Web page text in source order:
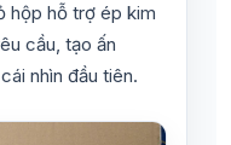
hộp hỗ trợ ép kim
cầu, tạo ấn
nhìn đầu tiên.